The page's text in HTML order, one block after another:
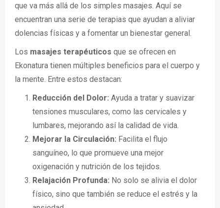
que va más allá de los simples masajes. Aquí se
encuentran una serie de terapias que ayudan a aliviar
dolencias físicas y a fomentar un bienestar general.
Los masajes terapéuticos que se ofrecen en
Ekonatura tienen múltiples beneficios para el cuerpo y
la mente. Entre estos destacan:
Reducción del Dolor: Ayuda a tratar y suavizar
tensiones musculares, como las cervicales y
lumbares, mejorando así la calidad de vida.
Mejorar la Circulación: Facilita el flujo
sanguíneo, lo que promueve una mejor
oxigenación y nutrición de los tejidos.
Relajación Profunda: No solo se alivia el dolor
físico, sino que también se reduce el estrés y la